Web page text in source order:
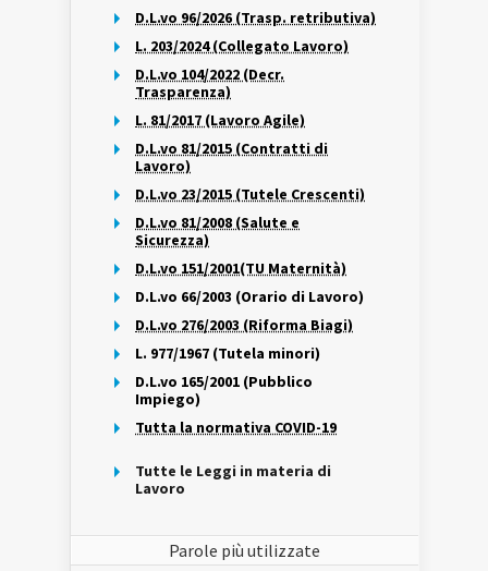
D.L.vo 96/2026 (Trasp. retributiva)
L. 203/2024 (Collegato Lavoro)
D.L.vo 104/2022 (Decr.
Trasparenza)
L. 81/2017 (Lavoro Agile)
D.L.vo 81/2015 (Contratti di
Lavoro)
D.L.vo 23/2015 (Tutele Crescenti)
D.L.vo 81/2008 (Salute e
Sicurezza)
D.L.vo 151/2001(TU Maternità)
D.L.vo 66/2003 (Orario di Lavoro)
D.L.vo 276/2003 (Riforma Biagi)
L. 977/1967 (Tutela minori)
D.L.vo 165/2001 (Pubblico
Impiego)
Tutta la normativa COVID-19
Tutte le Leggi in materia di
Lavoro
Parole più utilizzate